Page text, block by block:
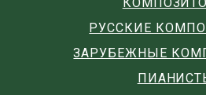
РУССКИЕ
ЗАРУБЕЖНЫЕ